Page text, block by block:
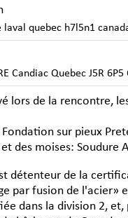
quebec h7l5n1
Candiac Quebec J5R 6P5
lors de la rencontre,
sur pieux
des moises: Soudure
détenteur de la
par fusion de
dans la division 2,